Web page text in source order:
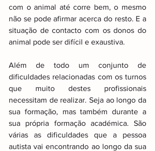
com o animal até corre bem, o mesmo
não se pode afirmar acerca do resto. E a
situação de contacto com os donos do
animal pode ser difícil e exaustiva.
Além de todo um conjunto de
dificuldades relacionadas com os turnos
que muito destes profissionais
necessitam de realizar. Seja ao longo da
sua formação, mas também durante a
sua própria formação académica. São
várias as dificuldades que a pessoa
autista vai encontrando ao longo da sua